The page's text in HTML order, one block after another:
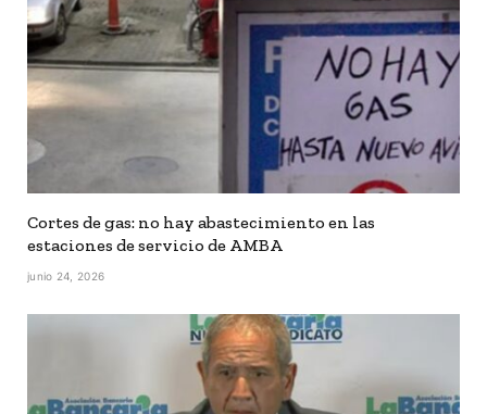
Cortes de gas: no hay abastecimiento en las
estaciones de servicio de AMBA
junio 24, 2026